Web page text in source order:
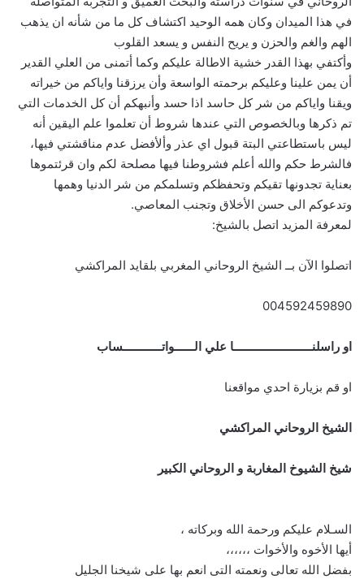
في هذا الميدان وكان همه الوحيد اكتشاف كل ما من شأنه ان يذهب
الهم والغم والحزن و يريح النفس و يسعد القلوب
وأكتفي بهذا القدر خشية الاطالة عليكم وكما أتمنى من العلي القدير
أن يمن علينا وعليكم برحمته الواسعة وأن يرزقنا واياكم من خيراته
ويقنا واياكم من شر كل حاسد اذا حسد وأنبهكم أن كل الخدمات التي
تم ذكرها وبالخصوص التي عندها شروط أن تعلموا علم اليقين أنه
ليس باستطاعتي البتة قبول اي عذر وألأفضل عدم مناقشتي فيها،
فالشرط حكم والله أعلم فشروطنا فيها مصلحة لكم وان قرئتموها
بعناية تجدونها تقيكم وتحفظكم وتسلمكم من شر الدنيا وهمها
وتدعوكم الى حسن الأخلاق وتجنب المعاصي.
لمعرفة المزيد اتصل بالشيخ:
اتصلوا الآن بــ الشيخ الروحاني المغربي بلقايد المراكشي
004592459890
او راسلنــــــــــــــــــــــــا علي الــــــواتــــــــــــساب
او قم بزيارة احدي مواقعنا
الشيخ الروحاني المراكشي
شيخ الشيوخ المغاربة و الروحاني الكبير
السـلام عليكم ورحمة الله وبركاته ،
أيها الأخوه والأخوات ،،،،،،
بفضل الله تعالى ونعمته التى انعم بها على شيخنا الجليل